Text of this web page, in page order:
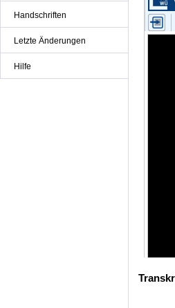
Handschriften
Letzte Änderungen
Hilfe